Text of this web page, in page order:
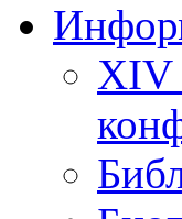
XIV